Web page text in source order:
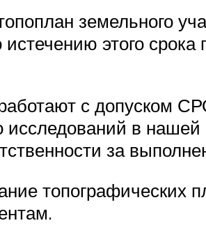
земельного
истечению этого
с допуском
исследований в
за
топографических